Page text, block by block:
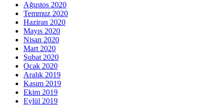
Ağustos 2020
Temmuz 2020
Haziran 2020
Mayıs 2020
Nisan 2020
Mart 2020
Şubat 2020
Ocak 2020
Aralık 2019
Kasım 2019
Ekim 2019
Eylül 2019